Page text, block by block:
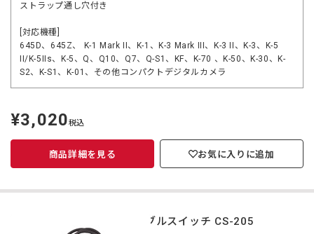
ストラップ通し穴付き
[対応機種]
645D、645Z、 K-1 Mark II、K-1、K-3 Mark III、K-3 II、K-3、K-5
II/K-5IIs、K-5、Q、Q10、Q7、Q-S1、KF、K-70 、K-50、K-30、K-
S2、K-S1、K-01、その他コンパクトデジタルカメラ
定
価
¥3,020税込
商品詳細を見る お気に入りに追加
ケーブルスイッチ CS-205